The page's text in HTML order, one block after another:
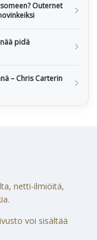
Outernet
pidä
– Chris Carterin
netti-ilmiöitä,
voi sisältää